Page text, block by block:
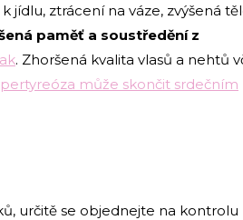
jídlu, ztrácení na váze, zvýšená
paměť a soustředění z
. Zhoršená kvalita vlasů a nehtů
může skončit srdečním
určitě se objednejte na kontrolu